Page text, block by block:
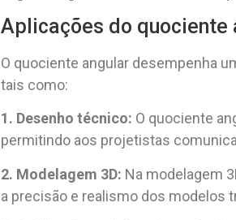
Aplicações do quociente
O quociente angular desempenha
tais como:
1. Desenho técnico: O quociente
permitindo aos projetistas
2. Modelagem 3D: Na modelagem
a precisão e realismo dos modelos